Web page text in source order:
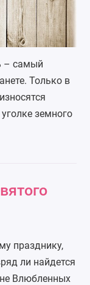
– самый
Только в
земного
празднику,
ли найдется
Влюбленных